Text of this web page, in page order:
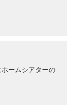
ホームシアターの